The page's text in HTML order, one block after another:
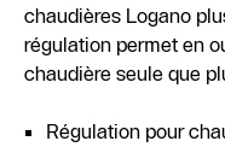
chaudières Logano
régulation permet en
chaudière seule que
Régulation pour